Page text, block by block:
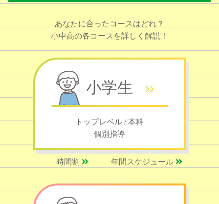
あなたに合ったコースはどれ？
小中高の各コースを詳しく解説！
小学生
トップレベル / 本科
個別指導
時間割 年間スケジュール